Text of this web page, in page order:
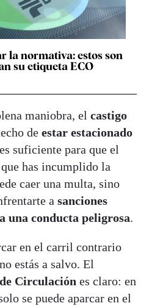
la normativa: estos son
su etiqueta ECO
maniobra, el castigo
de estar estacionado
suficiente para que el
has incumplido la
caer una multa, sino
a sanciones
una conducta peligrosa.
en el carril contrario
estás a salvo. El
Circulación es claro: en
se puede aparcar en el